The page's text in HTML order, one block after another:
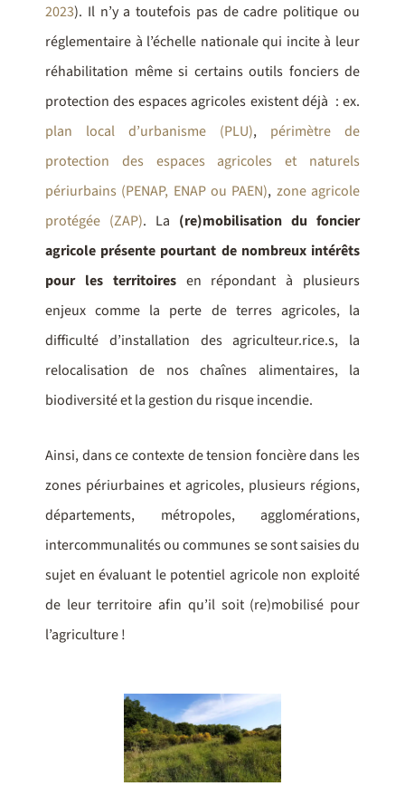
2023). Il n’y a toutefois pas de cadre politique ou
réglementaire à l’échelle nationale qui incite à leur
réhabilitation même si certains outils fonciers de
protection des espaces agricoles existent déjà : ex.
plan local d’urbanisme (PLU), périmètre de
protection des espaces agricoles et naturels
périurbains (PENAP, ENAP ou PAEN), zone agricole
protégée (ZAP). La (re)mobilisation du foncier
agricole présente pourtant de nombreux intérêts
pour les territoires en répondant à plusieurs
enjeux comme la perte de terres agricoles, la
difficulté d’installation des agriculteur.rice.s, la
relocalisation de nos chaînes alimentaires, la
biodiversité et la gestion du risque incendie.
Ainsi, dans ce contexte de tension foncière dans les
zones périurbaines et agricoles, plusieurs régions,
départements, métropoles, agglomérations,
intercommunalités ou communes se sont saisies du
sujet en évaluant le potentiel agricole non exploité
de leur territoire afin qu’il soit (re)mobilisé pour
l’agriculture !